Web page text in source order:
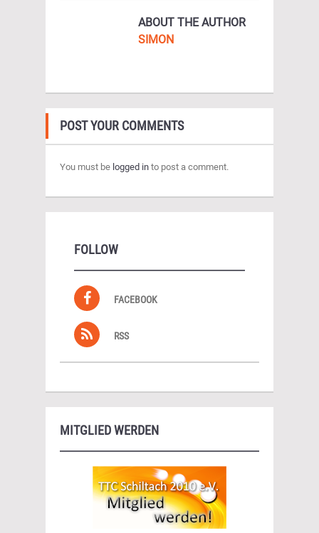
ABOUT THE AUTHOR
SIMON
POST YOUR COMMENTS
You must be logged in to post a comment.
FOLLOW
FACEBOOK
RSS
MITGLIED WERDEN